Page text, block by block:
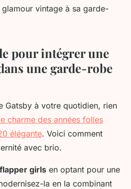
vintage à sa garde-
pour intégrer une
une garde-robe
Gatsby à votre quotidien, rien
charme des années folles
élégante. Voici comment
avec brio.
girls en optant pour une
la en la combinant